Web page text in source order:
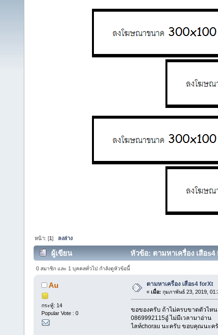
หน้า: [1] ลงล่าง
ผู้เขียน หัวข้อ: ตามหาเครื่อง เสือ
0 สมาชิก และ 1 บุคคลทั่วไป กำลังดูหัวข้อนี้
Au
กระทู้: 14
Popular Vote : 0
ตามหาเครื่อง เสือs4 forXt
« เมื่อ: กุมภาพันธ์ 23, 2019,
ขอของครับ ถ้าไม่ครบขาดตัวไห
0869992115อู๋ ไม่มีเวลามาอ่าน
ไลท์chorau นะครับ ขอบคุณนะค